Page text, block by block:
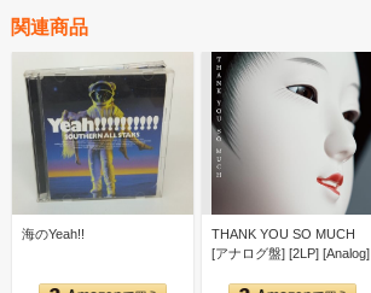
関連商品
海のYeah!!
THANK YOU SO MUCH
[アナログ盤] [2LP] [Analog]